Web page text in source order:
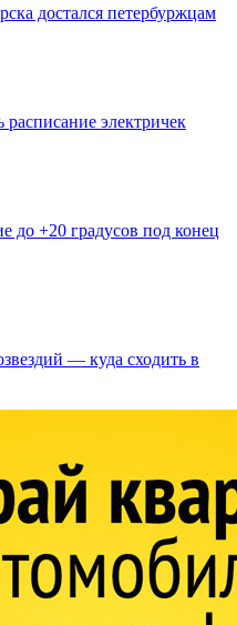
достался петербуржцам
электричек
до +20 градусов под конец
— куда сходить в